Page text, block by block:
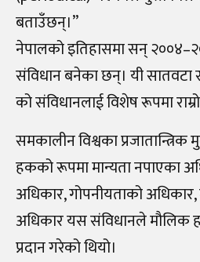
बताउँछन्।”
नेपालको इतिहासमा सन्
संविधान बनेका छन्। यी
को संविधानलाई विशेष रूपमा
समकालीन विश्वका
हकको रूपमा मान्यता नपाएका
अधिकार, गोपनीयताको
अधिकार यस संविधानले मौलिक
प्रदान गरेको थियो।